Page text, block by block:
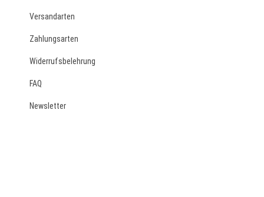
Versandarten
Zahlungsarten
Widerrufsbelehrung
FAQ
Newsletter